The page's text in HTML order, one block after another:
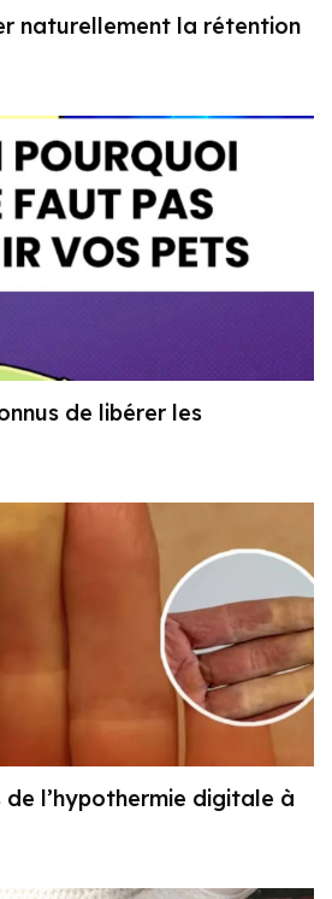
naturellement la rétention
de libérer les
de l’hypothermie digitale à